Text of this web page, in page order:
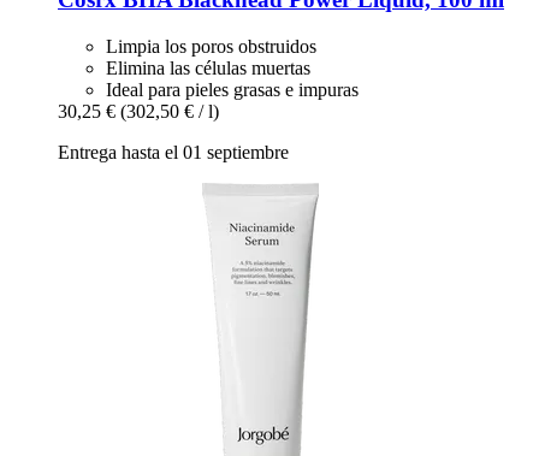
Limpia los poros obstruidos
Elimina las células muertas
Ideal para pieles grasas e impuras
30,25 € (302,50 € / l)
Entrega hasta el 01 septiembre